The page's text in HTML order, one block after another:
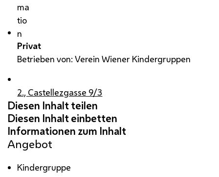
ma
tio
n
Privat
Betrieben von: Verein Wiener Kindergruppen
2., Castellezgasse 9/3
Angebot
Kindergruppe